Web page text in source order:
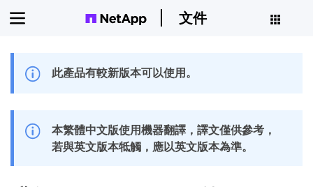
文件
此產品有較新版本可以使用。
本繁體中文版使用機器翻譯，譯文僅供參考，
若與英文版本牴觸，應以英文版本為準。